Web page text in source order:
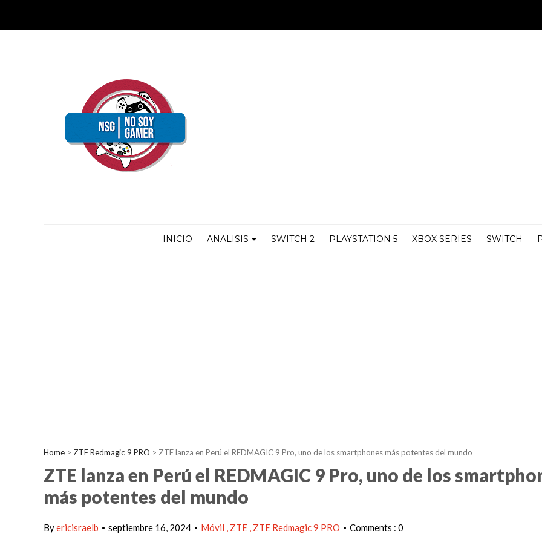
INICIO ANALISIS SWITCH 2 PLAYSTATION 5 XBOX SERIES SWITCH
Home > ZTE Redmagic 9 PRO > ZTE lanza en Perú el REDMAGIC 9 Pro, uno de los smartphones más potentes del mundo
ZTE lanza en Perú el REDMAGIC 9 Pro, uno de los
más potentes del mundo
Byericisraelb • septiembre 16, 2024 • Móvil ZTE ZTE Redmagic 9 PRO • Comments : 0